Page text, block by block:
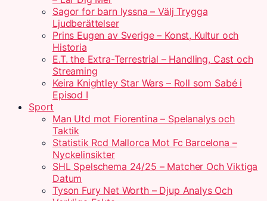
Sagor for barn lyssna – Välj Trygga
Ljudberättelser
Prins Eugen av Sverige – Konst, Kultur och
Historia
E.T. the Extra-Terrestrial – Handling, Cast och
Streaming
Keira Knightley Star Wars – Roll som Sabé i
Episod I
Sport
Man Utd mot Fiorentina – Spelanalys och
Taktik
Statistik Rcd Mallorca Mot Fc Barcelona –
Nyckelinsikter
SHL Spelschema 24/25 – Matcher Och Viktiga
Datum
Tyson Fury Net Worth – Djup Analys Och